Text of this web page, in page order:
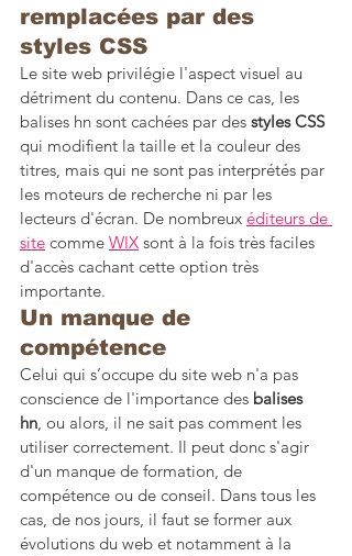
remplacées par des
styles CSS
Le site web privilégie l'aspect visuel au
détriment du contenu. Dans ce cas, les
balises hn sont cachées par des styles CSS
qui modifient la taille et la couleur des
titres, mais qui ne sont pas interprétés par
les moteurs de recherche ni par les
lecteurs d'écran. De nombreux éditeurs de
site comme WIX sont à la fois très faciles
d'accès cachant cette option très
importante.
Un manque de
compétence
Celui qui s’occupe du site web n'a pas
conscience de l'importance des balises
hn, ou alors, il ne sait pas comment les
utiliser correctement. Il peut donc s'agir
d'un manque de formation, de
compétence ou de conseil. Dans tous les
cas, de nos jours, il faut se former aux
évolutions du web et notamment à la